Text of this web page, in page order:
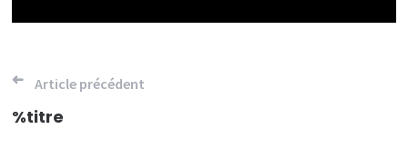
Navigation
de
Article précédent
%titre